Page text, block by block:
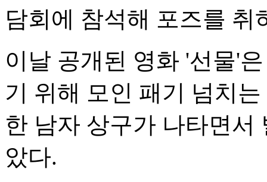
담회에 참석해 포즈를 취
이날 공개된 영화 '선물'
기 위해 모인 패기 넘치
한 남자 상구가 나타면서
았다.